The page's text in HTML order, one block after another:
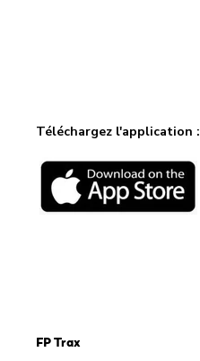
Téléchargez l'application :
FP Trax